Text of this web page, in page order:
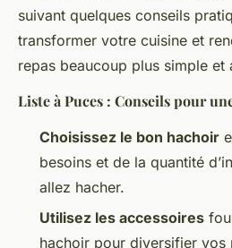
suivant quelques conseils
transformer votre cuisine et
repas beaucoup plus simple et
Liste à Puces : Conseils pour
Choisissez le bon hachoir
besoins et de la quantité
allez hacher.
Utilisez les accessoires
hachoir pour diversifier vos